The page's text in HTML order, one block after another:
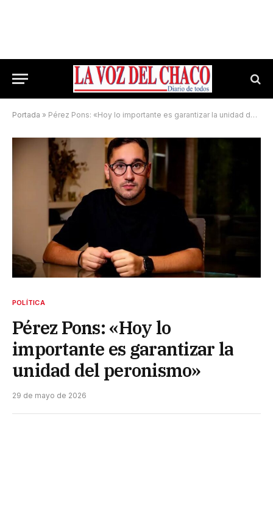
Portada » Pérez Pons: «Hoy lo importante es garantizar la unidad del peronismo»
POLÍTICA
Pérez Pons: «Hoy lo
importante es garantizar la
unidad del peronismo»
29 de mayo de 2026